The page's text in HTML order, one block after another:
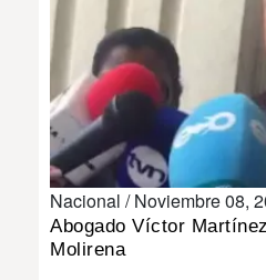
NACIONAL
POLÍTICA
SHOW
DEPORTES
Nacional /Noviembre 08,
Abogado Víctor
Molirena